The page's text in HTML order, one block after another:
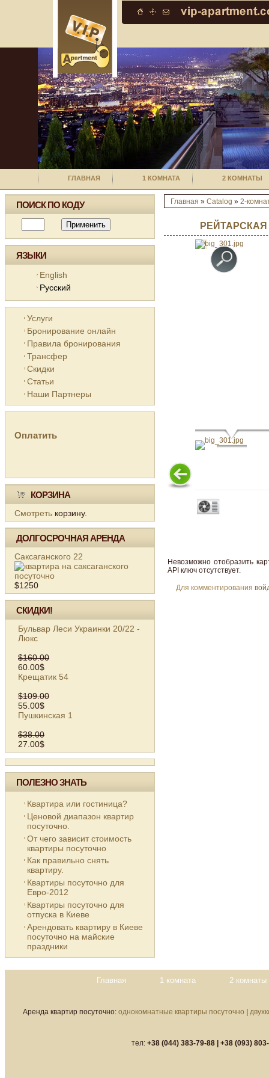
ГЛАВНАЯ 1 КОМНАТА 2 КОМНАТЫ
ПОИСК ПО КОДУ
ЯЗЫКИ
English
Русский
Услуги
Бронирование онлайн
Правила бронирования
Трансфер
Скидки
Статьи
Наши Партнеры
Оплатить
КОРЗИНА
Смотреть корзину.
ДОЛГОСРОЧНАЯ АРЕНДА
Саксаганского 22
$1250
СКИДКИ!
Бульвар Леси Украинки 20/22 -
Люкс
$160.00
60.00$
Крещатик 54
$109.00
55.00$
Пушкинская 1
$38.00
27.00$
ПОЛЕЗНО ЗНАТЬ
Квартира или гостиница?
Ценовой диапазон квартир
посуточно.
От чего зависит стоимость
квартиры посуточно
Как правильно снять
квартиру.
Квартиры посуточно для
Евро-2012
Квартиры посуточно для
отпуска в Киеве
Арендовать квартиру в Киеве
посуточно на майские
праздники
Главная » Catalog » 2-
РЕЙТАРСКАЯ
Невозможно отобразить
API ключ отсутствует.
Для комментирования
Главная 1 комната 2 комнаты
Аренда квартир посуточно: однокомнатные квартиры посуточно
тел: +38 (044) 383-79-88 | +38 (093)